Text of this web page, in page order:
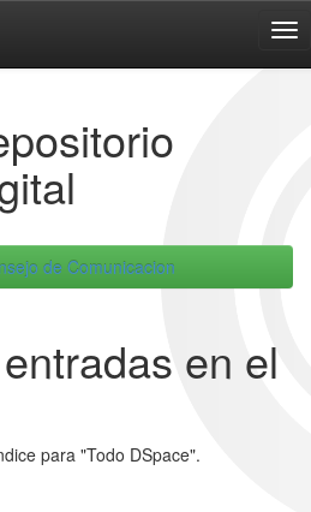
de Comunicacion
en el
para "Todo DSpace".